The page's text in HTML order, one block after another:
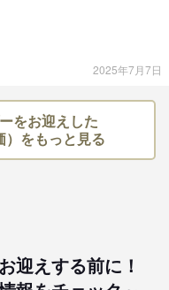
2025年7月7日
をお迎えした
）をもっと見る
迎えする前に！